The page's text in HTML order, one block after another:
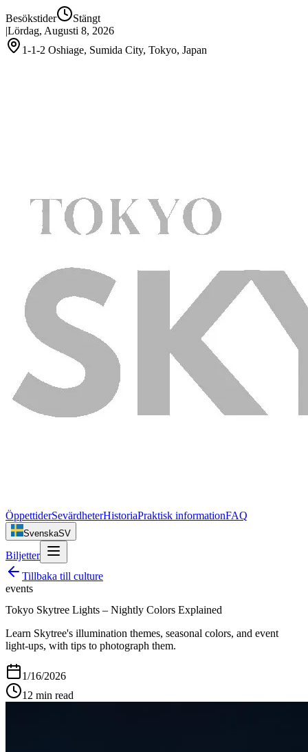
Besökstider
Stängt
|Lördag, Augusti 8, 2026
1-1-2 Oshiage, Sumida City, Tokyo, Japan
ÖppettiderSevärdheterHistoriaPraktisk informationFAQ
SvenskaSV
Biljetter
Tillbaka till culture
events
Tokyo Skytree Lights – Nightly Colors Explained
Learn Skytree's illumination themes, seasonal colors, and event
light-ups, with tips to photograph them.
1/16/2026
12 min read